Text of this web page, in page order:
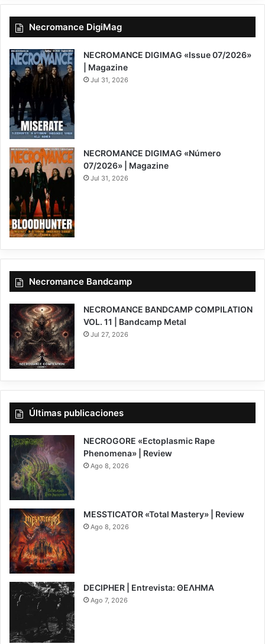
Necromance DigiMag
NECROMANCE DIGIMAG «Issue 07/2026»
| Magazine
Jul 31, 2026
NECROMANCE DIGIMAG «Número
07/2026» | Magazine
Jul 31, 2026
Necromance Bandcamp
NECROMANCE BANDCAMP COMPILATION
VOL. 11 | Bandcamp Metal
Jul 27, 2026
Últimas publicaciones
NECROGORE «Ectoplasmic Rape
Phenomena» | Review
Ago 8, 2026
6.5
MESSTICATOR «Total Mastery» | Review
Ago 8, 2026
DECIPHER | Entrevista: ΘΕΛΗΜΑ
Ago 7, 2026